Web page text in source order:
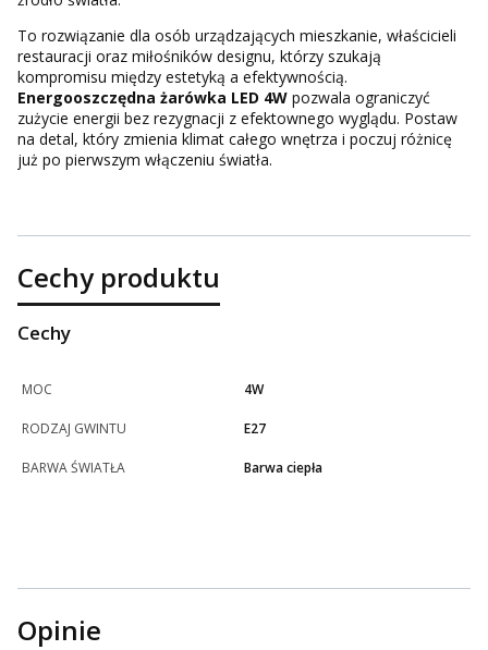
To rozwiązanie dla osób urządzających mieszkanie, właścicieli
restauracji oraz miłośników designu, którzy szukają
kompromisu między estetyką a efektywnością.
Energooszczędna żarówka LED 4W pozwala ograniczyć
zużycie energii bez rezygnacji z efektownego wyglądu. Postaw
na detal, który zmienia klimat całego wnętrza i poczuj różnicę
już po pierwszym włączeniu światła.
Cechy produktu
Cechy
MOC 4W
RODZAJ GWINTU E27
BARWA ŚWIATŁA Barwa ciepła
Opinie